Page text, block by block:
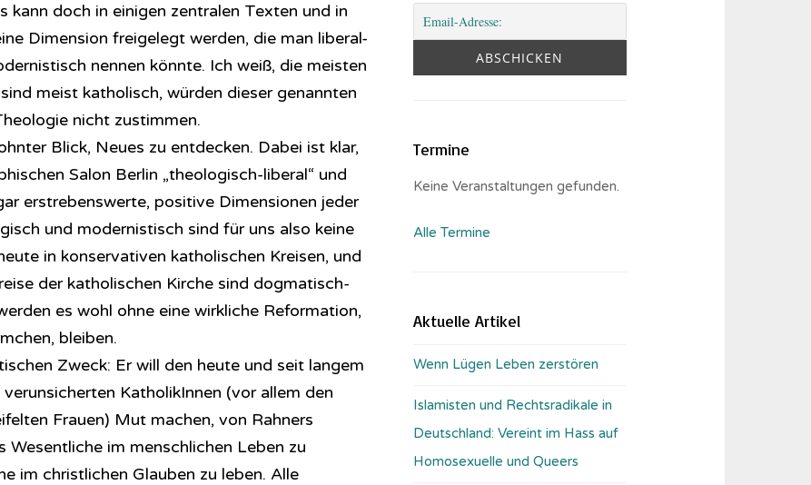
kann doch in einigen zentralen Texten und in
Dimension freigelegt werden, die man liberal-
nennen könnte. Ich weiß, die meisten
meist katholisch, würden dieser genannten
nicht zustimmen.
Blick, Neues zu entdecken. Dabei ist klar,
Salon Berlin „theologisch-liberal“ und
erstrebenswerte, positive Dimensionen jeder
und modernistisch sind für uns also keine
in konservativen katholischen Kreisen, und
der katholischen Kirche sind dogmatisch-
es wohl ohne eine wirkliche Reformation,
bleiben.
Zweck: Er will den heute und seit langem
KatholikInnen (vor allem den
Frauen) Mut machen, von Rahners
Wesentliche im menschlichen Leben zu
im christlichen Glauben zu leben. Alle
Termine
Keine Veranstaltungen gefunden.
Alle Termine
Aktuelle Artikel
Wenn Lügen Leben zerstören
Islamisten und Rechtsradikale in
Deutschland: Vereint im Hass auf
Homosexuelle und Queers